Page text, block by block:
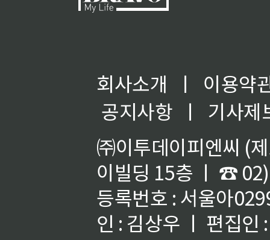
회사소개 ㅣ
이용약
공지사항
ㅣ
기사제
㈜이투데이피엔씨 (
이빌딩 15층 ㅣ ☎
등록번호 : 서울아
인 : 김상우 ㅣ 편집인